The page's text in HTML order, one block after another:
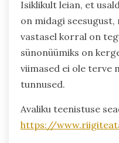
Isiklikult leian, et
on midagi
vastasel korral on
sünonüümiks on
viimased ei ole terve
tunnused.
Avaliku teenistuse
https://